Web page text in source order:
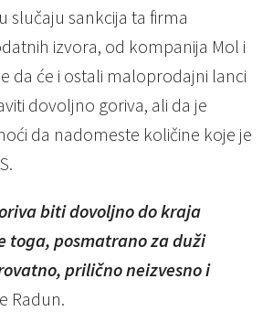
slučaju sankcija ta firma
izvora, od kompanija Mol i
da će i ostali maloprodajni lanci
dovoljno goriva, ali da je
da nadomeste količine koje je
biti dovoljno do kraja
toga, posmatrano za duži
prilično neizvesno i
Radun.